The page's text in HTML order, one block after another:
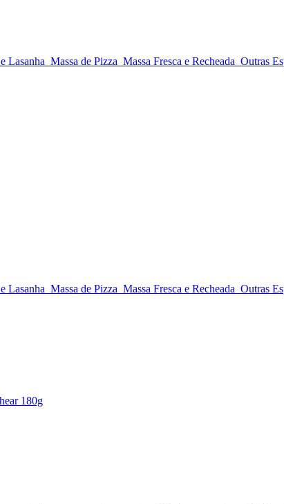
Lasanha Massa de Pizza Massa Fresca e Recheada Outras
Lasanha Massa de Pizza Massa Fresca e Recheada Outras
180g